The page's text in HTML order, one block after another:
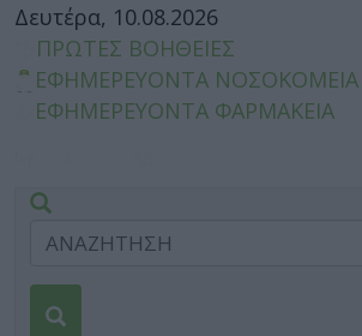
Δευτέρα, 10.08.2026
ΠΡΩΤΕΣ ΒΟΗΘΕΙΕΣ
ΕΦΗΜΕΡΕΥΟΝΤΑ ΝΟΣΟΚΟΜΕΙΑ
ΕΦΗΜΕΡΕΥΟΝΤΑ ΦΑΡΜΑΚΕΙΑ